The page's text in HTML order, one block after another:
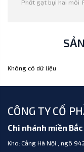
Phớt gạt bụi hai môi
Không có dữ liệu
CÔNG TY CỔ
Chi nhánh miền Bắc
Kho: Cảng Hà Nội , ngõ